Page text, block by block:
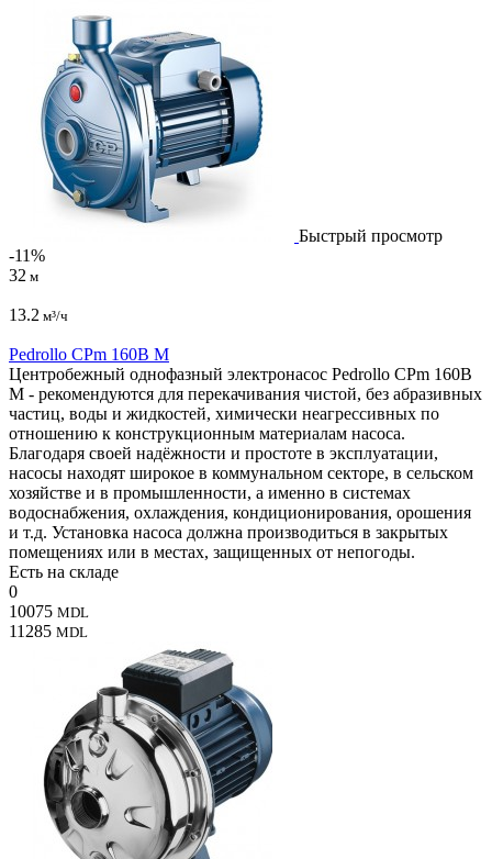
Быстрый просмотр
-11%
32 м
13.2 м³/ч
Pedrollo CPm 160B M
Центробежный однофазный электронасос Pedrollo CPm 160B
M - рекомендуются для перекачивания чистой, без абразивных
частиц, воды и жидкостей, химически неагрессивных по
отношению к конструкционным материалам насоса.
Благодаря своей надёжности и простоте в эксплуатации,
насосы находят широкое в коммунальном секторе, в сельском
хозяйстве и в промышленности, а именно в системах
водоснабжения, охлаждения, кондиционирования, орошения
и т.д. Установка насоса должна производиться в закрытых
помещениях или в местах, защищенных от непогоды.
Есть на складе
0
10075 MDL
11285 MDL